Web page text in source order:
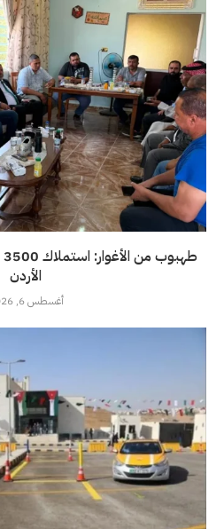
الأردن
أغسطس 6, 2026